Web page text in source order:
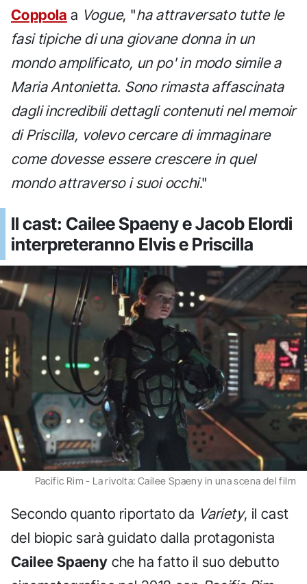
Coppola a Vogue, "ha attraversato tutte le
fasi tipiche di una giovane donna in un
mondo amplificato, un po' in modo simile a
Maria Antonietta. Sono rimasta affascinata
dagli incredibili dettagli contenuti nel memoir
di Priscilla, volevo cercare di immaginare
come dovesse essere crescere in quel
mondo attraverso i suoi occhi."
Il cast: Cailee Spaeny e Jacob Elordi
interpreteranno Elvis e Priscilla
Pacific Rim - La rivolta: Cailee Spaeny in una scena del film
Secondo quanto riportato da Variety, il cast
del biopic sarà guidato dalla protagonista
Cailee Spaeny che ha fatto il suo debutto